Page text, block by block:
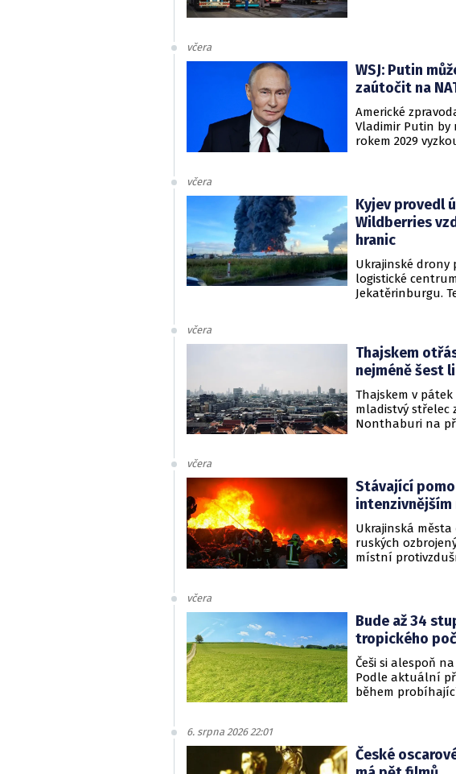
včera
WSJ: Putin
zaútočit na
Americké
Vladimir Putin by
rokem 2029
přicházejí v
situaci na
drony způsobují
kouta.
včera
Kyjev provedl
Wildberries
hranic
Ukrajinské drony
logistické
Jekatěrinburgu.
RWB, který řídí
včera
Thajskem
nejméně šest
Thajskem v
mladistvý střelec
Nonthaburi na
včera
Stávající
intenzivnějším
Ukrajinská
ruských
místní
obyvatelstvu
včera
Bude až 34
tropického
Češi si alespoň
Podle aktuální
během
6. srpna 2026 22:01
České